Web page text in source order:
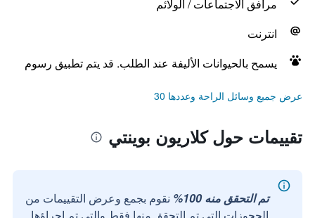
مرافق الاجتماعات / الولائم
انترنت
يسمح بالحيوانات الأليفة عند الطلب. قد يتم تطبيق رسوم
عرض جميع وسائل الراحة وعددها 30
تقييمات حول كلاريون بوينتي
تم التحقق منه 100%
نقوم بجمع وعرض التقييمات من